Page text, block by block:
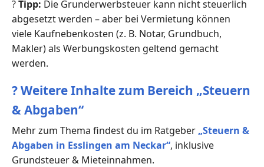
?Tipp: Die Grunderwerbsteuer kann nicht steuerlich
abgesetzt werden – aber bei Vermietung können
viele Kaufnebenkosten (z. B. Notar, Grundbuch,
Makler) als Werbungskosten geltend gemacht
werden.
?Weitere Inhalte zum Bereich „Steuern
& Abgaben“
Mehr zum Thema findest du im Ratgeber „Steuern &
Abgaben in Esslingen am Neckar“, inklusive
Grundsteuer & Mieteinnahmen.